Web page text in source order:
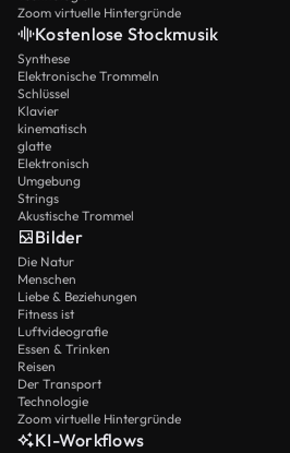
Zoom virtuelle Hintergründe
Kostenlose Stockmusik
Synthese
Elektronische Trommeln
Schlüssel
Klavier
kinematisch
glatte
Elektronisch
Umgebung
Strings
Akustische Trommel
Bilder
Die Natur
Menschen
Liebe & Beziehungen
Fitness ist
Luftvideografie
Essen & Trinken
Reisen
Der Transport
Technologie
Zoom virtuelle Hintergründe
KI-Workflows